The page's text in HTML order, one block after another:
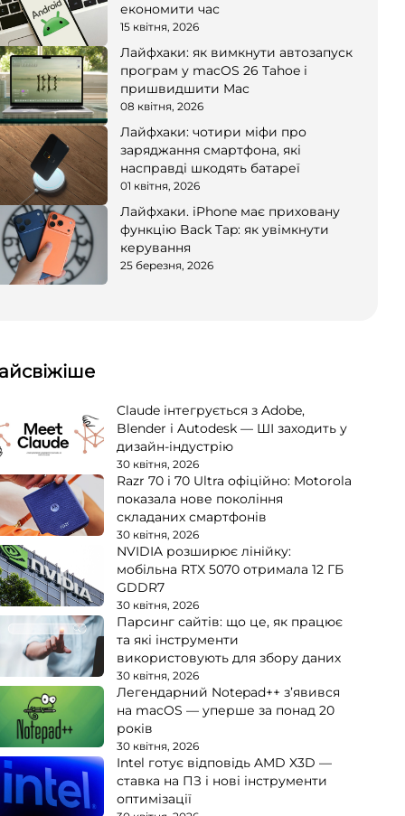
економити час
15 квітня, 2026
Лайфхаки: як вимкнути автозапуск
програм у macOS 26 Tahoe і
пришвидшити Mac
08 квітня, 2026
Лайфхаки: чотири міфи про
заряджання смартфона, які
насправді шкодять батареї
01 квітня, 2026
Лайфхаки. iPhone має приховану
функцію Back Tap: як увімкнути
керування
25 березня, 2026
Claude інтегрується з Adobe,
Blender і Autodesk — ШІ заходить у
дизайн-індустрію
30 квітня, 2026
Razr 70 і 70 Ultra офіційно: Motorola
показала нове покоління
складаних смартфонів
30 квітня, 2026
NVIDIA розширює лінійку:
мобільна RTX 5070 отримала 12 ГБ
GDDR7
30 квітня, 2026
Парсинг сайтів: що це, як працює
та які інструменти
використовують для збору даних
30 квітня, 2026
Легендарний Notepad++ з’явився
на macOS — уперше за понад 20
років
30 квітня, 2026
Intel готує відповідь AMD X3D —
ставка на ПЗ і нові інструменти
оптимізації